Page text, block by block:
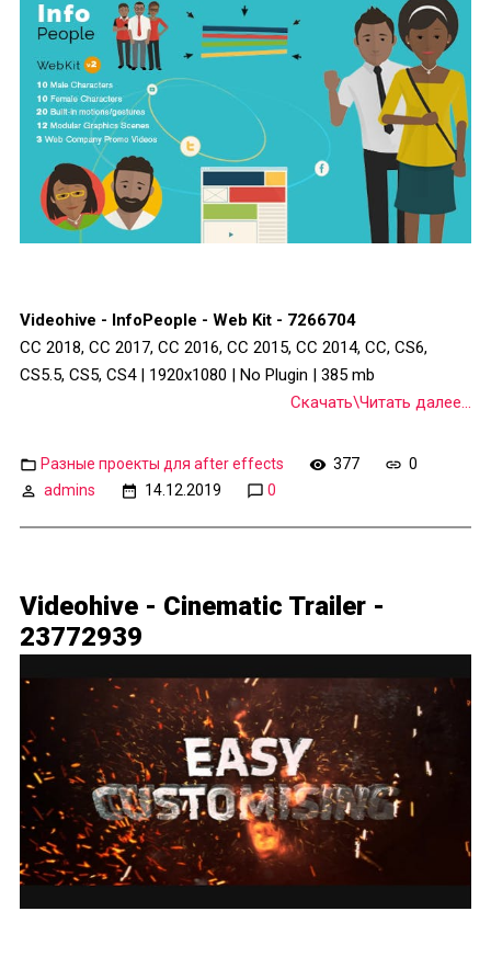
Videohive - InfoPeople - Web Kit - 7266704
CC 2018, CC 2017, CC 2016, CC 2015, CC 2014, CC, CS6,
CS5.5, CS5, CS4 | 1920x1080 | No Plugin | 385 mb
Скачать\Читать далее...
Разные проекты для after effects 377
0
admins
14.12.2019 0
Videohive - Cinematic Trailer -
23772939